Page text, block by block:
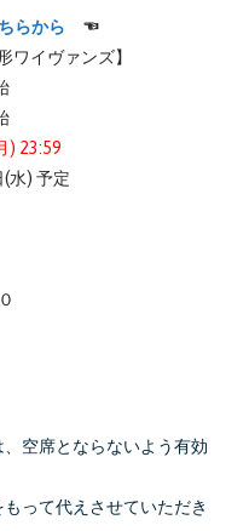
らから ☜
ワイヴァンズ】
) 23:59
水) 予定
空席とならないよう有効
って代えさせていただき